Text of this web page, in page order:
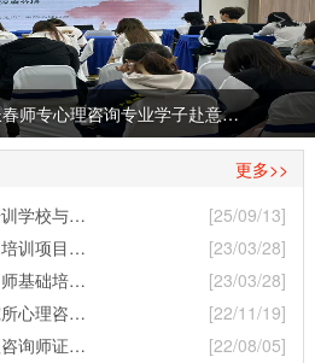
师专心理咨询专业学子赴意…
>
更多>>
学校与…
[25/09/13]
训项目…
[23/03/28]
基础培…
[23/03/28]
心理咨…
[22/11/19]
询师证…
[22/08/05]